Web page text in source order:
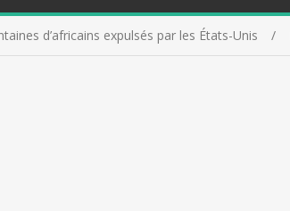
d’africains expulsés par les États-Unis